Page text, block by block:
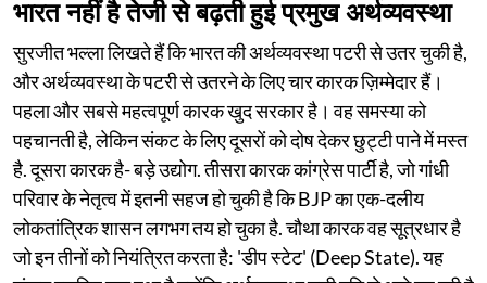
भारत नहीं है तेजी से बढ़ती हुई प्रमुख अर्थव्यवस्था
सुरजीत भल्ला लिखते हैं कि भारत की अर्थव्यवस्था पटरी से उतर चुकी है,
और अर्थव्यवस्था के पटरी से उतरने के लिए चार कारक ज़िम्मेदार हैं।
पहला और सबसे महत्वपूर्ण कारक खुद सरकार है। वह समस्या को
पहचानती है, लेकिन संकट के लिए दूसरों को दोष देकर छुट्टी पाने में मस्त
है. दूसरा कारक है- बड़े उद्योग. तीसरा कारक कांग्रेस पार्टी है, जो गांधी
परिवार के नेतृत्व में इतनी सहज हो चुकी है कि BJP का एक-दलीय
लोकतांत्रिक शासन लगभग तय हो चुका है. चौथा कारक वह सूत्रधार है
जो इन तीनों को नियंत्रित करता है: 'डीप स्टेट' (Deep State). यह